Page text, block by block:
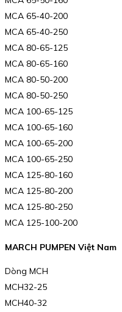
MCA 65-40-200
MCA 65-40-250
MCA 80-65-125
MCA 80-65-160
MCA 80-50-200
MCA 80-50-250
MCA 100-65-125
MCA 100-65-160
MCA 100-65-200
MCA 100-65-250
MCA 125-80-160
MCA 125-80-200
MCA 125-80-250
MCA 125-100-200
MARCH PUMPEN Việt Nam
Dòng MCH
MCH32-25
MCH40-32